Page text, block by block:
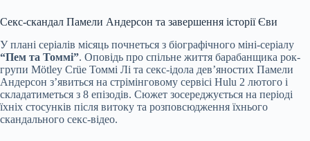
Секс-скандал Памели Андерсон та завершення історії Єви
У плані серіалів місяць почнеться з біографічного міні-серіалу
“Пем та Томмі”. Оповідь про спільне життя барабанщика рок-
групи Mötley Crüe Томмі Лі та секс-ідола дев’яностих Памели
Андерсон з’явиться на стрімінговому сервісі Hulu 2 лютого і
складатиметься з 8 епізодів. Сюжет зосереджується на періоді
їхніх стосунків після витоку та розповсюдження їхнього
скандального секс-відео.